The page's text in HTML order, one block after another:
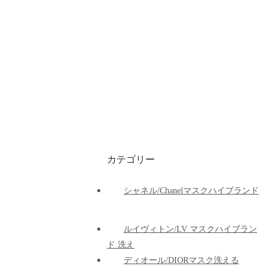
カテゴリー
シャネル/Chanelマスクハイブランド
ルイヴィトン/LV マスクハイブラン
ド 洗え
ディオール/DIORマスク洗える